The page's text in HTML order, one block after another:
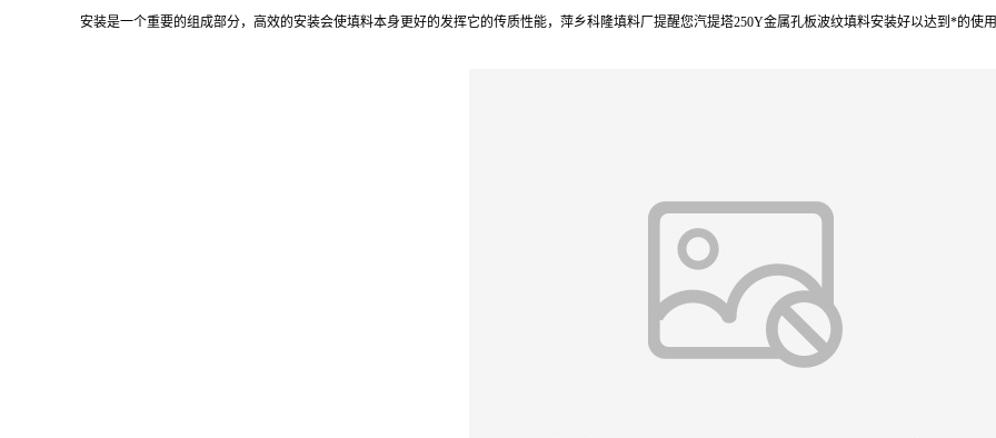
安装是一个重要的组成部分，高效的安装会使填料本身更好的发挥它的传质性能，萍乡科隆填料厂提醒您汽提塔250Y金属孔板波纹填料安装好以达到*的使